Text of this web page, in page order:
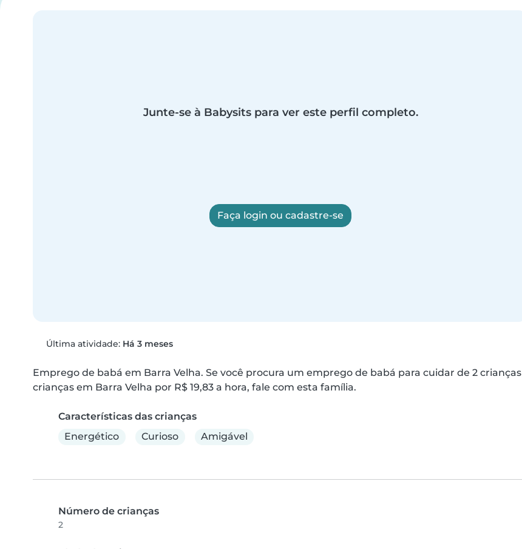
Junte-se à Babysits para ver este perfil completo.
Faça login ou cadastre-se
Última atividade: Há 3 meses
Emprego de babá em Barra Velha. Se você procura um emprego de babá para cuidar de 2 crianças
crianças em Barra Velha por R$ 19,83 a hora, fale com esta família.
Características das crianças
Energético
Curioso Amigável
Número de crianças
2